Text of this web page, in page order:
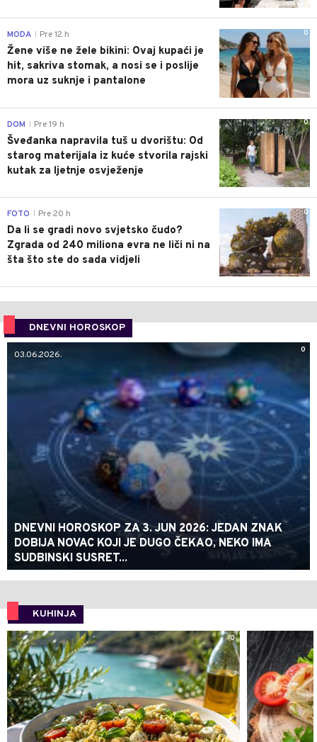
0
MODA Pre 12 h
Žene više ne žele bikini: Ovaj kupaći je
hit, sakriva stomak, a nosi se i poslije
mora uz suknje i pantalone
0
DOM Pre 19 h
Šveđanka napravila tuš u dvorištu: Od
starog materijala iz kuće stvorila rajski
kutak za ljetnje osvježenje
0
FOTO Pre 20 h
Da li se gradi novo svjetsko čudo?
Zgrada od 240 miliona evra ne liči ni na
šta što ste do sada vidjeli
DNEVNI HOROSKOP
0
03.06.2026.
DNEVNI HOROSKOP ZA 3. JUN 2026: JEDAN ZNAK
DOBIJA NOVAC KOJI JE DUGO ČEKAO, NEKO IMA
SUDBINSKI SUSRET...
KUHINJA
0